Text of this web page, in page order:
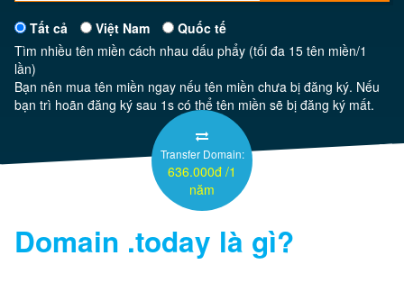
Hosting
Server
Tất cả Việt Nam
Quốc tế
Tìm nhiều tên miền cách nhau dấu phẩy (tối đa 15 tên miền/1
lần)
Bạn nên mua tên miền ngay nếu tên miền chưa bị đăng ký. Nếu
bạn trì hoãn đăng ký sau 1s có thể tên miền sẽ bị đăng ký mất.
Transfer Domain:
636.000đ /1
năm
Domain .today là gì?